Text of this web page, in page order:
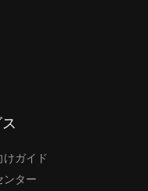
けガイド
ンター